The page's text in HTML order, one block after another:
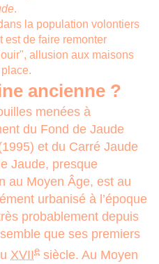
.
la population volontiers
est de faire remonter
allusion aux maisons
ancienne ?
menées à
du Fond de Jaude
et du Carré Jaude
Jaude, presque
au Moyen Âge, est au
urbanisé à l’époque
probablement depuis
que ses premiers
XVIIe siècle. Au Moyen